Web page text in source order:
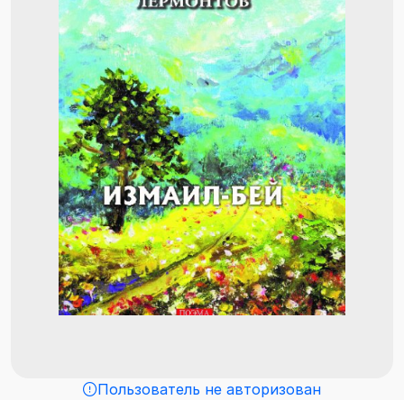
Пользователь не авторизован